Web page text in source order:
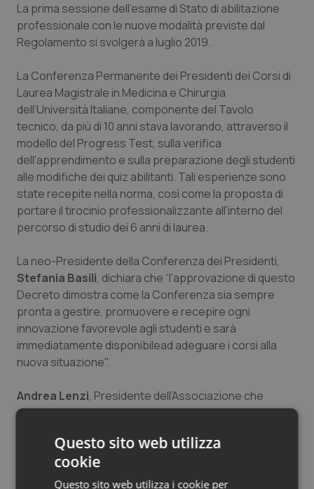
Tumore ovarico
Tumori gastrointestinali
Ulcera & Reflusso
Vaccini
La prima sessione dell’esame di Stato di abilitazione
professionale con le nuove modalità previste dal
Regolamento si svolgerà a luglio 2019.
La Conferenza Permanente dei Presidenti dei Corsi di
Laurea Magistrale in Medicina e Chirurgia
dell’Università Italiane, componente del Tavolo
tecnico, da più di 10 anni stava lavorando, attraverso il
modello del Progress Test, sulla verifica
dell'apprendimento e sulla preparazione degli studenti
alle modifiche dei quiz abilitanti. Tali esperienze sono
state recepite nella norma, così come la proposta di
portare il tirocinio professionalizzante all’interno del
percorso di studio dei 6 anni di laurea.
La neo-Presidente della Conferenza dei Presidenti,
Stefania Basili, dichiara che “l’approvazione di questo
Decreto dimostra come la Conferenza sia sempre
pronta a gestire, promuovere e recepire ogni
innovazione favorevole agli studenti e sarà
immediatamente disponibilead adeguare i corsi alla
nuova situazione".
Andrea Lenzi, Presidente dell’Associazione che
coordina la Conferenza, sottolinea “questo Decreto
legislatore la Conferenza dei Presidenti come
soggetto istituzionale che collabora attivamente alla
messa a punto dei test di verifica della qualità della
Questo sito web utilizza
cookie
Questo sito web utilizza i cookie per